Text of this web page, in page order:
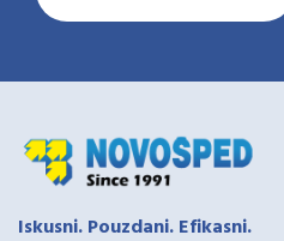
Iskusni. Pouzdani. Efikasni.